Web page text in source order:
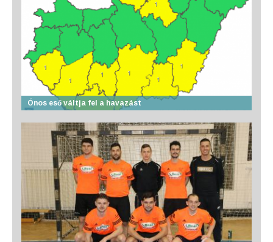
Ónos eső váltja fel a havazást